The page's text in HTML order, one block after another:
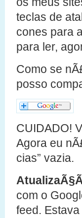
teclas de
cones para
para ler,
Como se
posso
CUIDADO!
Agora eu
cias” vazia.
com o
feed.